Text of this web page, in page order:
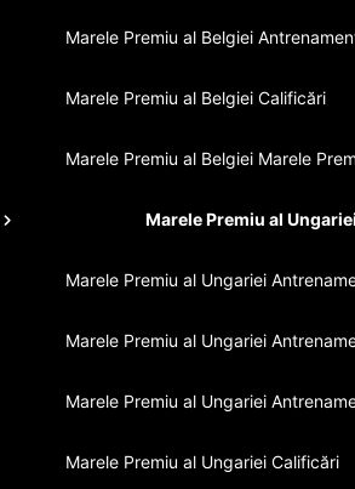
Marele Premiu al Belgiei
Marele Premiu al Belgiei Calificări
Marele Premiu al Belgiei Marele
Marele Premiu al Ungariei
Marele Premiu al Ungariei
Marele Premiu al Ungariei
Marele Premiu al Ungariei
Marele Premiu al Ungariei Calificări